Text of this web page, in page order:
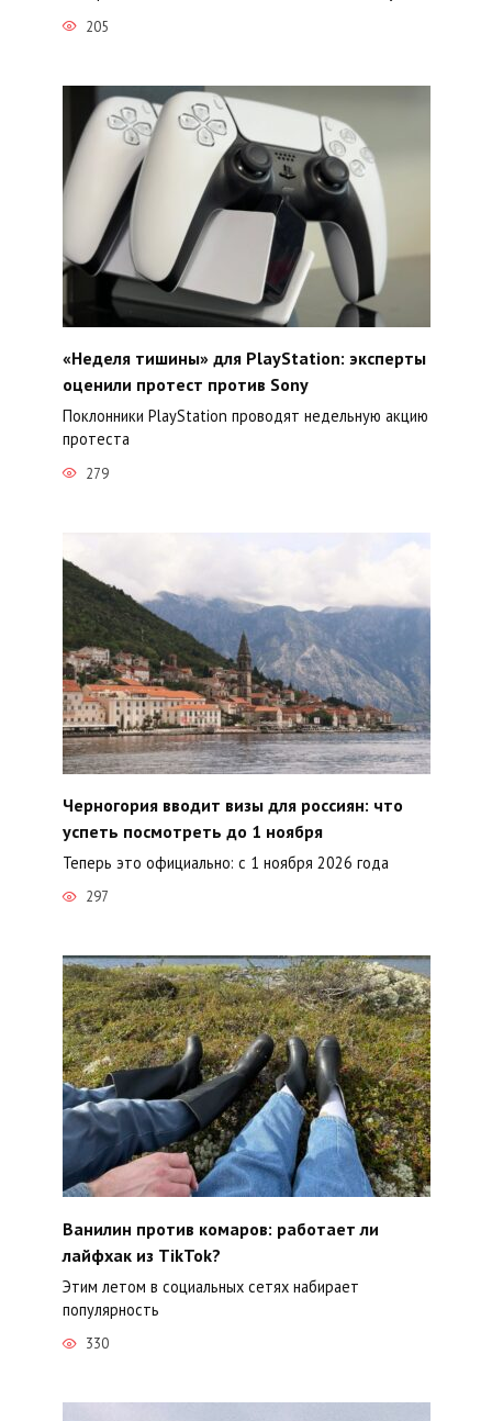
205
«Неделя тишины» для PlayStation: эксперты
оценили протест против Sony
Поклонники PlayStation проводят недельную акцию
протеста
279
Черногория вводит визы для россиян: что
успеть посмотреть до 1 ноября
Теперь это официально: с 1 ноября 2026 года
297
Ванилин против комаров: работает ли
лайфхак из TikTok?
Этим летом в социальных сетях набирает
популярность
330